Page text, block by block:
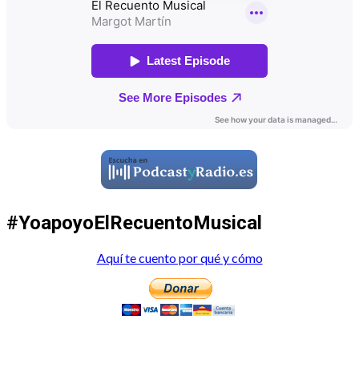
#YoapoyoElRecuentoMusical
Aquí te cuento por qué y cómo